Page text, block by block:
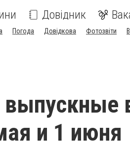
Довідник
Погода Довідкова Фотозвіти
выпускные
и 1 июня